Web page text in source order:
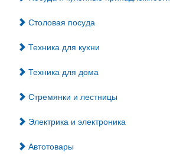
Столовая посуда
Техника для кухни
Техника для дома
Стремянки и лестницы
Электрика и электроника
Автотовары